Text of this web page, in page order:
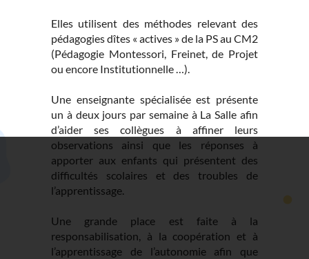
Elles utilisent des méthodes relevant des
pédagogies dîtes « actives » de la PS au CM2
(Pédagogie Montessori, Freinet, de Projet
ou encore Institutionnelle …).
Une enseignante spécialisée est présente
un à deux jours par semaine à La Salle afin
d’aider ses collègues à affiner leurs
observations ainsi que les réponses à
apporter aux enfants qui présentent des
difficultés scolaires et des troubles de
l’apprentissage.
Une grande place est faite à la
responsabilisation, à la coopération et à
l’apprentissage de l’autonomie afin que